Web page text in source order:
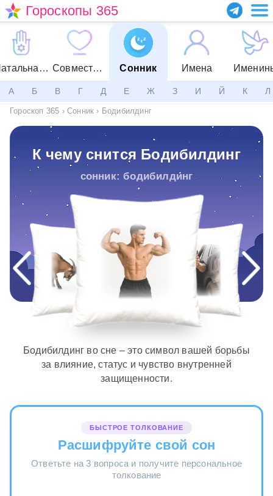
Гороскопы 365
Натальная карта Совместимость Сонник Имена
А Б В Г Д Е Ж З И Й К Л
Гороскоп 365 › Сонник › Бодибилдинг
К чему снится Бодибилдинг
сонник: бодибилдинг
Бодибилдинг во сне – это символ вашей борьбы
за влияние, статус и чувство внутренней
защищенности.
БЫСТРОЕ ТОЛКОВАНИЕ
Расшифруйте свой сон
Ответьте на 3 вопроса и получите персональное
толкование